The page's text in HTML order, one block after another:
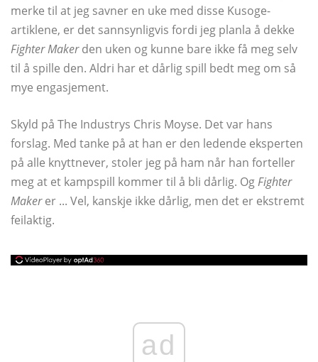
merke til at jeg savner en uke med disse Kusoge-
artiklene, er det sannsynligvis fordi jeg planla å dekke
Fighter Makerden uken og kunne bare ikke få meg selv
til å spille den. Aldri har et dårlig spill bedt meg om så
mye engasjement.
Skyld på The Industrys Chris Moyse. Det var hans
forslag. Med tanke på at han er den ledende eksperten
på alle knyttnever, stoler jeg på ham når han forteller
meg at et kampspill kommer til å bli dårlig. OgFighter
Makerer ... Vel, kanskje ikke dårlig, men det er ekstremt
feilaktig.
ad